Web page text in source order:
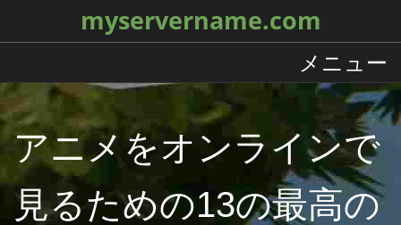
myservername.com
メニュー
アニメをオンラインで
見るための13の最高の